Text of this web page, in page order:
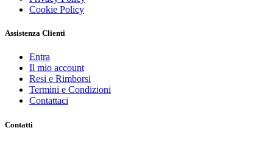
Cookie Policy
Assistenza Clienti
Entra
Il mio account
Resi e Rimborsi
Termini e Condizioni
Contattaci
Contatti